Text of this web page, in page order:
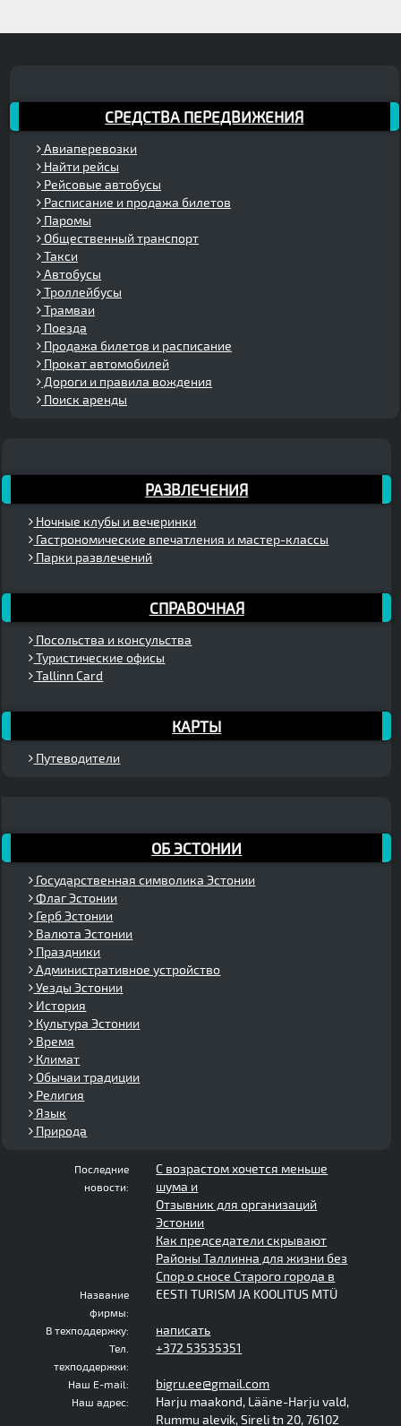
СРЕДСТВА ПЕРЕДВИЖЕНИЯ
Авиаперевозки
Найти рейсы
Рейсовые автобусы
Расписание и продажа билетов
Паромы
Общественный транспорт
Такси
Автобусы
Троллейбусы
Трамваи
Поезда
Продажа билетов и расписание
Прокат автомобилей
Дороги и правила вождения
Поиск аренды
РАЗВЛЕЧЕНИЯ
Ночные клубы и вечеринки
Гастрономические впечатления и мастер-классы
Парки развлечений
СПРАВОЧНАЯ
Посольства и консульства
Туристические офисы
Tallinn Card
КАРТЫ
Путеводители
ОБ ЭСТОНИИ
Государственная символика Эстонии
Флаг Эстонии
Герб Эстонии
Валюта Эстонии
Праздники
Административное устройство
Уезды Эстонии
История
Культура Эстонии
Время
Климат
Обычаи традиции
Религия
Язык
Природа
Последние
новости:
С возрастом хочется меньше
шума и
Отзывник для организаций
Эстонии
Как председатели скрывают
Районы Таллинна для жизни без
Спор о сносе Старого города в
Название
фирмы:
EESTI TURISM JA KOOLITUS MTÜ
В техподдержку: написать
Тел.
техподдержки:
+372 53535351
Наш E-mail: bigru.ee@gmail.com
Наш адрес:
Harju maakond, Lääne-Harju vald,
Rummu alevik, Sireli tn 20, 76102